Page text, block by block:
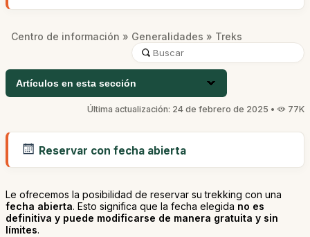
Centro de información » Generalidades » Treks
Artículos en esta sección
Última actualización: 24 de febrero de 2025 • 77K
Reservar con fecha abierta
Le ofrecemos la posibilidad de reservar su trekking con una
fecha abierta. Esto significa que la fecha elegida no es
definitiva y puede modificarse de manera gratuita y sin
límites.